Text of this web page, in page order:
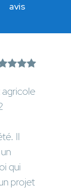
avis
Il
qui
projet